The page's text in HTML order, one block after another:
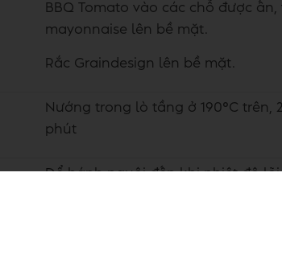
BBQ Tomato vào các chỗ được
mayonnaise lên bề mặt.
Rắc Graindesign lên bề mặt.
Nướng trong lò tầng ở 190°C trên,
phút
Để bánh nguội đến khi nhiệt độ